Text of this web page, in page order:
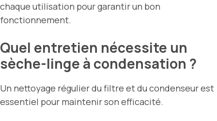
chaque utilisation pour garantir un bon
fonctionnement.
Quel entretien nécessite un
sèche-linge à condensation ?
Un nettoyage régulier du filtre et du condenseur est
essentiel pour maintenir son efficacité.